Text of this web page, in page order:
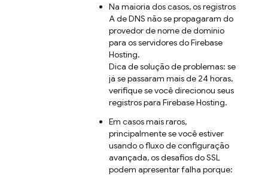
Na maioria dos casos, os registros
A de DNS não se propagaram do
provedor de nome de domínio
para os servidores doFirebase
Hosting.
Dica de solução de problemas: se
já se passaram mais de 24 horas,
verifique se você direcionou seus
registros para Firebase Hosting.
Em casos mais raros,
principalmente se você estiver
usando o fluxo de configuração
avançada, os desafios do SSL
podem apresentar falha porque: